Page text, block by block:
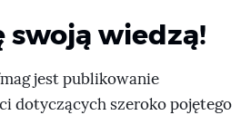
swoją wiedzą!
jest publikowanie
dotyczących szeroko pojętego